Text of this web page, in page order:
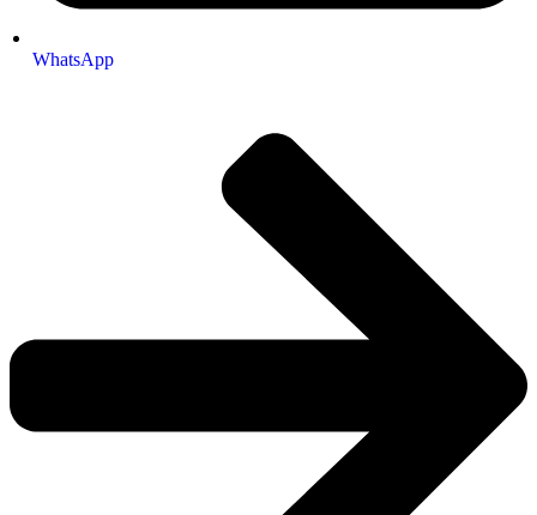
WhatsApp